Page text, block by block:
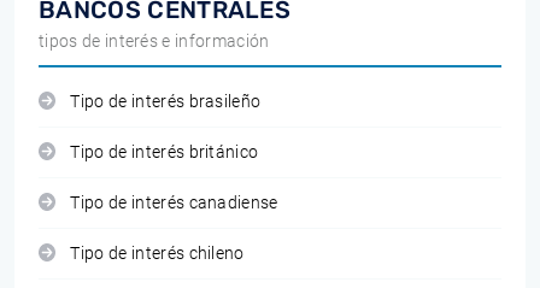
BANCOS CENTRALES
tipos de interés e información
Tipo de interés brasileño
Tipo de interés británico
Tipo de interés canadiense
Tipo de interés chileno